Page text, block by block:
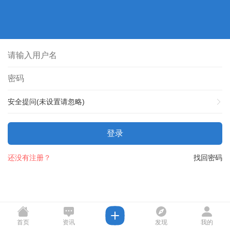
安全提问(未设置请忽略)
登录
找回密码
还没有注册？
首页 资讯 发现 我的